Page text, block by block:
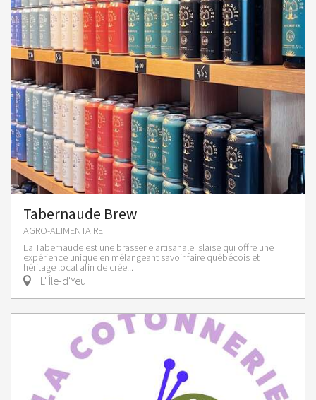
Tabernaude Brew
AGRO-ALIMENTAIRE
La Tabernaude est une brasserie artisanale islaise qui offre une
expérience unique en mélangeant savoir faire québécois et
héritage local afin de crée...
L' Île-d'Yeu